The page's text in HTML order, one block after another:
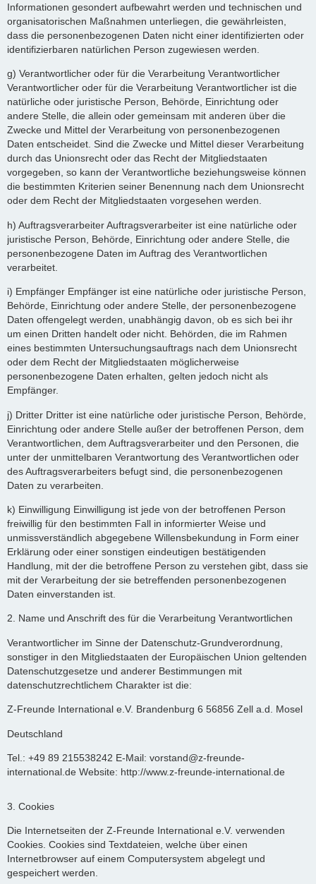
Informationen gesondert aufbewahrt werden und technischen und
organisatorischen Maßnahmen unterliegen, die gewährleisten,
dass die personenbezogenen Daten nicht einer identifizierten oder
identifizierbaren natürlichen Person zugewiesen werden.
g) Verantwortlicher oder für die Verarbeitung Verantwortlicher
Verantwortlicher oder für die Verarbeitung Verantwortlicher ist die
natürliche oder juristische Person, Behörde, Einrichtung oder
andere Stelle, die allein oder gemeinsam mit anderen über die
Zwecke und Mittel der Verarbeitung von personenbezogenen
Daten entscheidet. Sind die Zwecke und Mittel dieser Verarbeitung
durch das Unionsrecht oder das Recht der Mitgliedstaaten
vorgegeben, so kann der Verantwortliche beziehungsweise können
die bestimmten Kriterien seiner Benennung nach dem Unionsrecht
oder dem Recht der Mitgliedstaaten vorgesehen werden.
h) Auftragsverarbeiter Auftragsverarbeiter ist eine natürliche oder
juristische Person, Behörde, Einrichtung oder andere Stelle, die
personenbezogene Daten im Auftrag des Verantwortlichen
verarbeitet.
i) Empfänger Empfänger ist eine natürliche oder juristische Person,
Behörde, Einrichtung oder andere Stelle, der personenbezogene
Daten offengelegt werden, unabhängig davon, ob es sich bei ihr
um einen Dritten handelt oder nicht. Behörden, die im Rahmen
eines bestimmten Untersuchungsauftrags nach dem Unionsrecht
oder dem Recht der Mitgliedstaaten möglicherweise
personenbezogene Daten erhalten, gelten jedoch nicht als
Empfänger.
j) Dritter Dritter ist eine natürliche oder juristische Person, Behörde,
Einrichtung oder andere Stelle außer der betroffenen Person, dem
Verantwortlichen, dem Auftragsverarbeiter und den Personen, die
unter der unmittelbaren Verantwortung des Verantwortlichen oder
des Auftragsverarbeiters befugt sind, die personenbezogenen
Daten zu verarbeiten.
k) Einwilligung Einwilligung ist jede von der betroffenen Person
freiwillig für den bestimmten Fall in informierter Weise und
unmissverständlich abgegebene Willensbekundung in Form einer
Erklärung oder einer sonstigen eindeutigen bestätigenden
Handlung, mit der die betroffene Person zu verstehen gibt, dass sie
mit der Verarbeitung der sie betreffenden personenbezogenen
Daten einverstanden ist.
2. Name und Anschrift des für die Verarbeitung Verantwortlichen
Verantwortlicher im Sinne der Datenschutz-Grundverordnung,
sonstiger in den Mitgliedstaaten der Europäischen Union geltenden
Datenschutzgesetze und anderer Bestimmungen mit
datenschutzrechtlichem Charakter ist die:
Z-Freunde International e.V. Brandenburg 6 56856 Zell a.d. Mosel
Deutschland
Tel.: +49 89 215538242 E-Mail: vorstand@z-freunde-
international.de Website: http://www.z-freunde-international.de
3. Cookies
Die Internetseiten der Z-Freunde International e.V. verwenden
Cookies. Cookies sind Textdateien, welche über einen
Internetbrowser auf einem Computersystem abgelegt und
gespeichert werden.